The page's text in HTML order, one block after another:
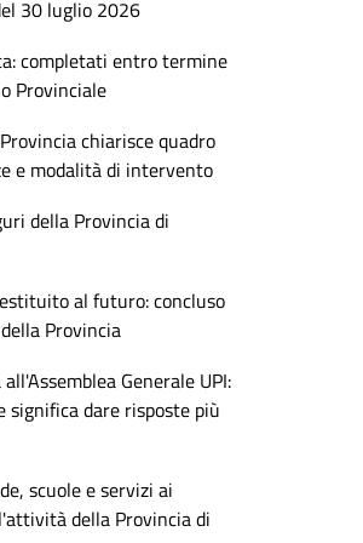
30 luglio 2026
completati entro termine
Provinciale
chiarisce quadro
e modalità di intervento
della Provincia di
al futuro: concluso
Provincia
Generale UPI:
significa dare risposte più
scuole e servizi ai
della Provincia di